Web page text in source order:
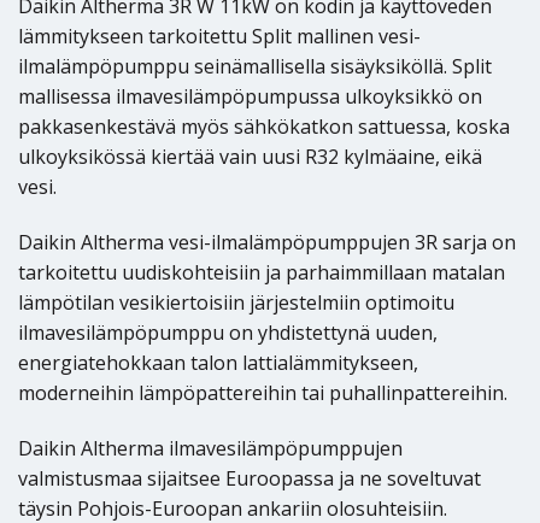
Daikin Altherma 3R W 11kW on kodin ja käyttöveden
lämmitykseen tarkoitettu Split mallinen vesi-
ilmalämpöpumppu seinämallisella sisäyksiköllä. Split
mallisessa ilmavesilämpöpumpussa ulkoyksikkö on
pakkasenkestävä myös sähkökatkon sattuessa, koska
ulkoyksikössä kiertää vain uusi R32 kylmäaine, eikä
vesi.
Daikin Altherma vesi-ilmalämpöpumppujen 3R sarja on
tarkoitettu uudiskohteisiin ja parhaimmillaan matalan
lämpötilan vesikiertoisiin järjestelmiin optimoitu
ilmavesilämpöpumppu on yhdistettynä uuden,
energiatehokkaan talon lattialämmitykseen,
moderneihin lämpöpattereihin tai puhallinpattereihin.
Daikin Altherma ilmavesilämpöpumppujen
valmistusmaa sijaitsee Euroopassa ja ne soveltuvat
täysin Pohjois-Euroopan ankariin olosuhteisiin.